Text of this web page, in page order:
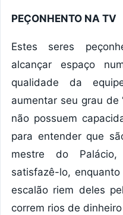
PEÇONHENTO NA TV
Estes seres
alcançar espaço
qualidade da
aumentar seu grau de
não possuem
para entender que
mestre do
satisfazê-lo,
escalão riem deles
correm rios de